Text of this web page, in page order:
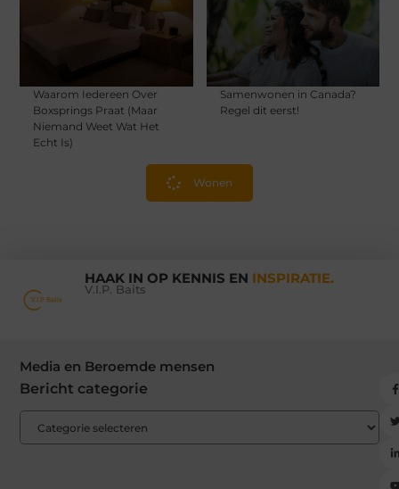
Waarom Iedereen Over
Boxsprings Praat (Maar
Niemand Weet Wat Het
Echt Is)
Samenwonen in Canada?
Regel dit eerst!
Wonen
HAAK IN OP KENNIS EN INSPIRATIE.
V.I.P. Baits
Media en Beroemde mensen
Bericht categorie